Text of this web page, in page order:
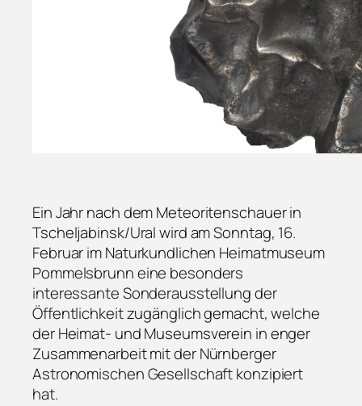
Ein Jahr nach dem Meteoritenschauer in
Tscheljabinsk/Ural wird am Sonntag, 16.
Februar im Naturkundlichen Heimatmuseum
Pommelsbrunn eine besonders
interessante Sonderausstellung der
Öffentlichkeit zugänglich gemacht, welche
der Heimat- und Museumsverein in enger
Zusammenarbeit mit der Nürnberger
Astronomischen Gesellschaft konzipiert
hat.